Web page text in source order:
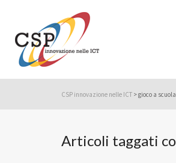
CSP innovazione nelle ICT >gioco a scuola
Articoli taggati